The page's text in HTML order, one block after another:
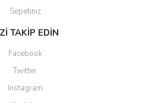
Sepetiniz
TAKİP EDİN
Facebook
Twitter
Instagram